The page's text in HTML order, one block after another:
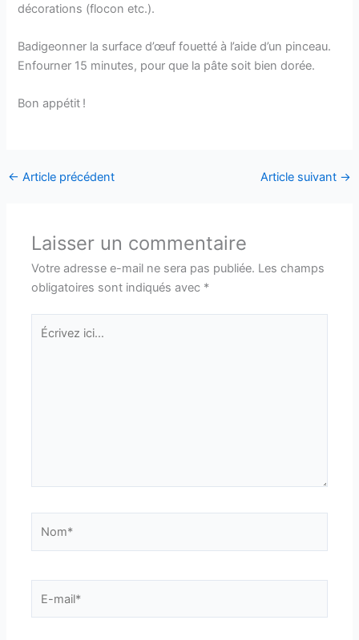
décorations (flocon etc.).
Badigeonner la surface d’œuf fouetté à l’aide d’un pinceau.
Enfourner 15 minutes, pour que la pâte soit bien dorée.
Bon appétit !
← Article précédent Article suivant →
Laisser un commentaire
Votre adresse e-mail ne sera pas publiée. Les champs
obligatoires sont indiqués avec *
Écrivez
mail*